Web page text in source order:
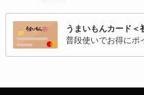
うまいもんカード＜
普段使いでお得にポ